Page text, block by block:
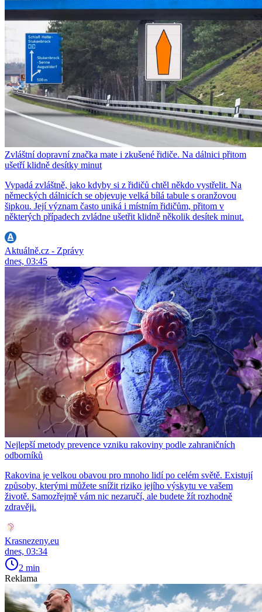
Zvláštní dopravní značka mate i zkušené řidiče. Na dálnici přitom
ušetří klidně desítky minut
Vypadá zvláštně, jako kdyby si z řidičů chtěl někdo vystřelit. Na
německých dálnicích se objevuje velká bílá tabule s oranžovou
šipkou. Její význam často uniká i místním řidičům, přitom v
některých případech zvládne ušetřit klidně několik desítek minut.
Aktuálně.cz - Zprávy
dnes, 03:45
Nejlepší metody prevence vzniku rakoviny podle zahraničních
odborníků
Rakovina je velkou obavou pro mnoho lidí po celém světě. Existují
způsoby, kterými můžete snížit riziko jejího výskytu ve vašem
životě. Samozřejmě vám nic nezaručí, ale budete žít rozhodně
zdravěji.
Krasnezeny.eu
dnes, 03:34
2 min
Reklama